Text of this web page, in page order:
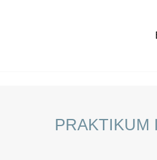
PRAKTIKUM